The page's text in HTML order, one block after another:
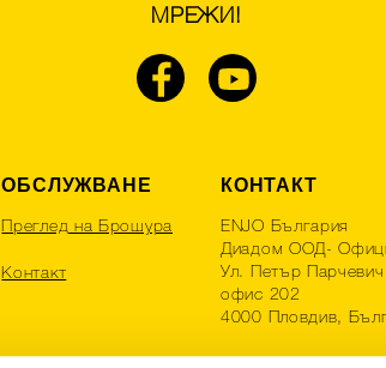
МРЕЖИ!
ОБСЛУЖВАНЕ
Преглед на Брошура
Контакт
КОНТАКТ
ENJO България
Диадом ООД-
Ул. Петър
офис 202
4000 Пловдив,
Tel:+359 888 981